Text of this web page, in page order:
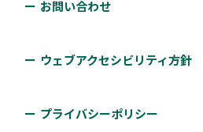
お問い合わせ
ウェブアクセシビリティ方針
プライバシーポリシー